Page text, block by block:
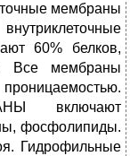
мембраны
60% белков,
Все мембраны
включают
фосфолипиды.
Гидрофильные